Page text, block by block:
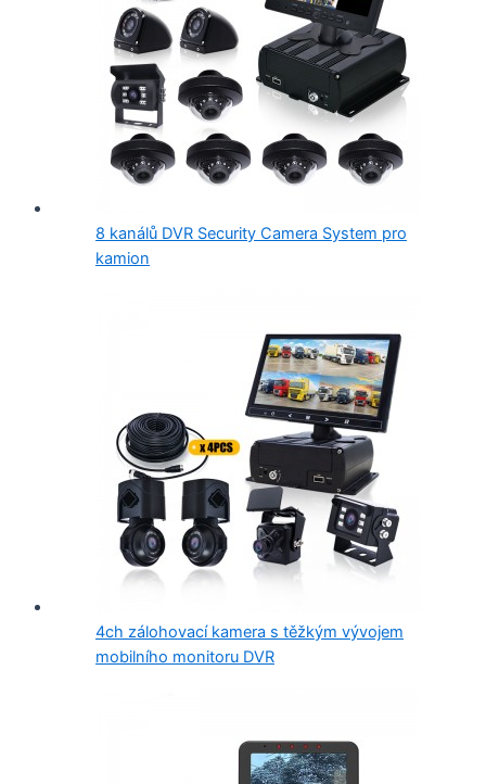
8 kanálů DVR Security Camera System pro
kamion
4ch zálohovací kamera s těžkým vývojem
mobilního monitoru DVR